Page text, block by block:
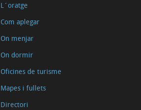
L´oratge
Com aplegar
On menjar
On dormir
Oficines de turisme
Mapes i fullets
Directori